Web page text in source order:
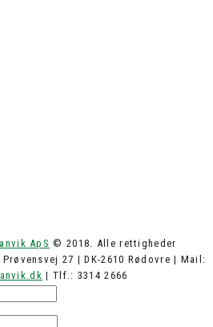
ApS © 2018. Alle rettigheder
27 | DK-2610 Rødovre | Mail:
| Tlf.: 3314 2666